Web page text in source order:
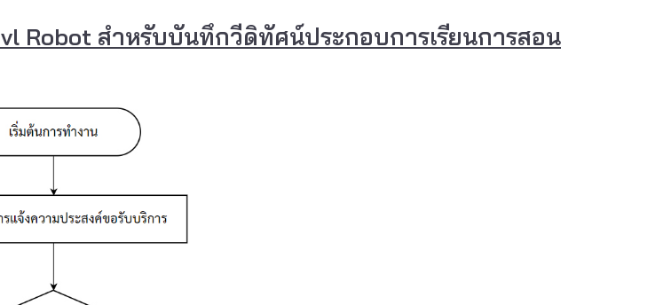
Robot สำหรับบันทึกวีดิทัศน์ประกอบการเรียนการสอน